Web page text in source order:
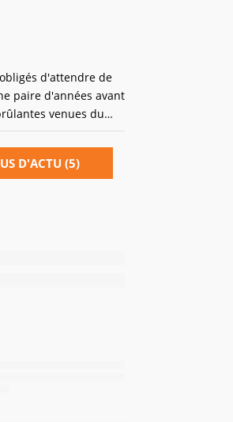
d'attendre de
paire d'années avant
venues du
tous les problèmes
D'ACTU (5)